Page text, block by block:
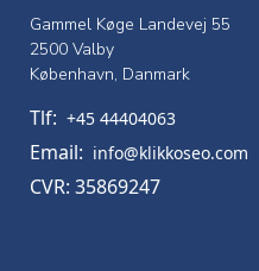
Gammel Køge Landevej 55
2500 Valby
København, Danmark
Tlf: +45 44404063
Email: info@klikkoseo.com
CVR: 35869247